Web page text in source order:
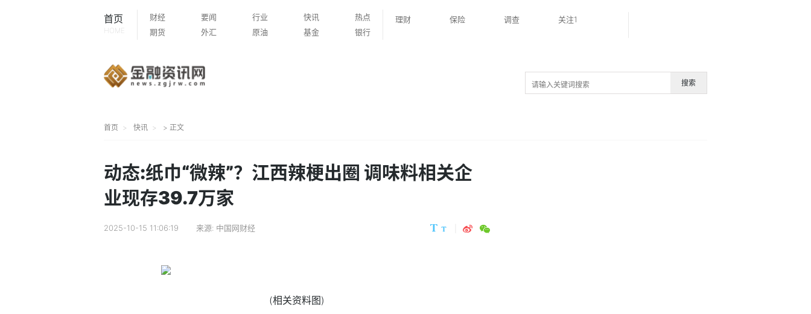
首页
HOME
财经 要闻 行业 快讯
热点
期货
外汇 原油 基金 银行
理财 保险 调查 关注1
搜索
首页 快讯 > 正文
动态:纸巾“微辣”？江西辣梗出圈 调味料相关企
业现存39.7万家
2025-10-15 11:06:19 来源: 中国网财经
(相关资料图)